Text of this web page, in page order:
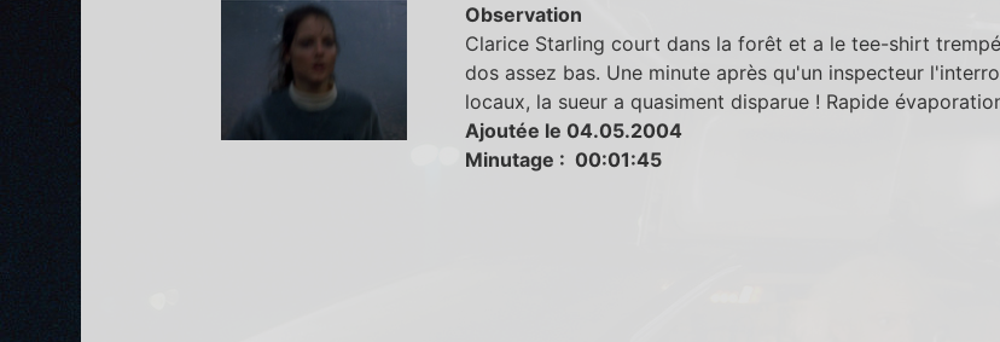
Observation
Clarice Starling court dans la forêt et a le tee-shirt
dos assez bas. Une minute après qu'un inspecteur
locaux, la sueur a quasiment disparue ! Rapide
Ajoutée le 04.05.2004
Minutage : 00:01:45